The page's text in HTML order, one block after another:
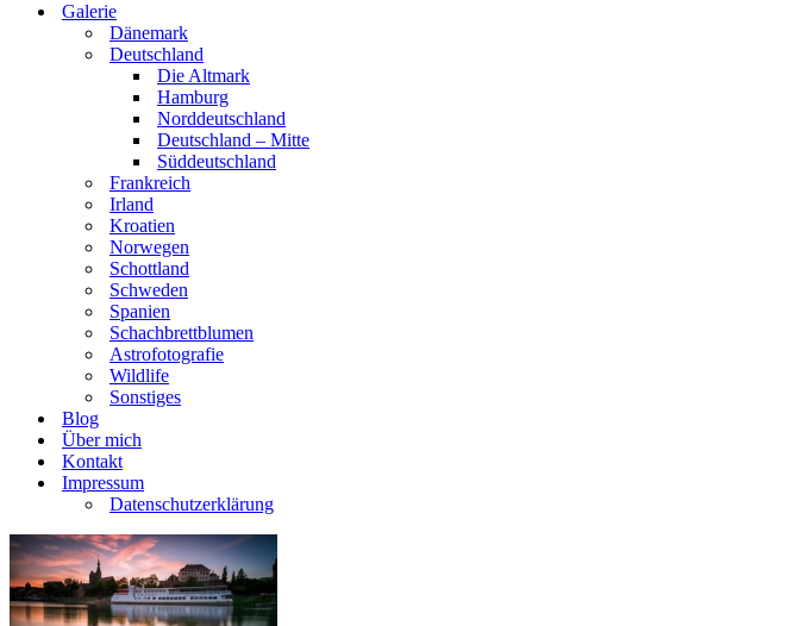
Galerie
Dänemark
Deutschland
Die Altmark
Hamburg
Norddeutschland
Deutschland – Mitte
Süddeutschland
Frankreich
Irland
Kroatien
Norwegen
Schottland
Schweden
Spanien
Schachbrettblumen
Astrofotografie
Wildlife
Sonstiges
Blog
Über mich
Kontakt
Impressum
Datenschutzerklärung